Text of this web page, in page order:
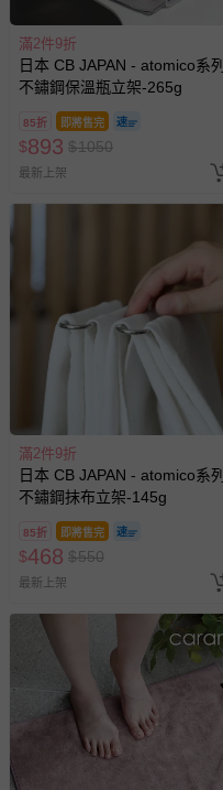
滿2件9折
日本 CB JAPAN - atomico系列
不鏽鋼保溫瓶立架-265g
85折 即將售完
$893 $1050
最新上架
滿2件9折
日本 CB JAPAN - atomico系列
不鏽鋼抹布立架-145g
85折 即將售完
$468 $550
最新上架